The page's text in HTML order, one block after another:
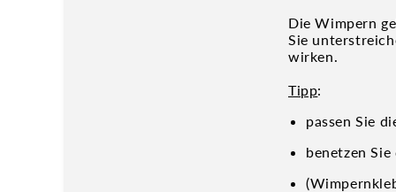
Die Wimpern
Sie
wirken.
Tipp:
passen Sie
benetzen